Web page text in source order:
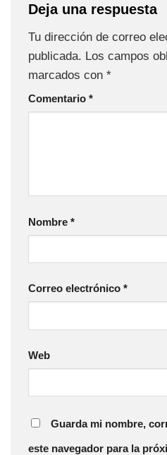
Deja una respuesta
Tu dirección de correo
publicada. Los campos
marcados con *
Comentario *
Nombre *
Correo electrónico *
Web
Guarda mi nombre,
este navegador para la